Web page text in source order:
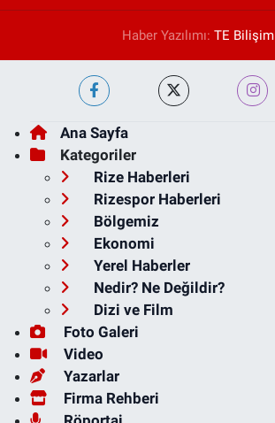
Haber Yazılımı: TE Bilişim
Ana Sayfa
Kategoriler
Rize Haberleri
Rizespor Haberleri
Bölgemiz
Ekonomi
Yerel Haberler
Nedir? Ne Değildir?
Dizi ve Film
Foto Galeri
Video
Yazarlar
Firma Rehberi